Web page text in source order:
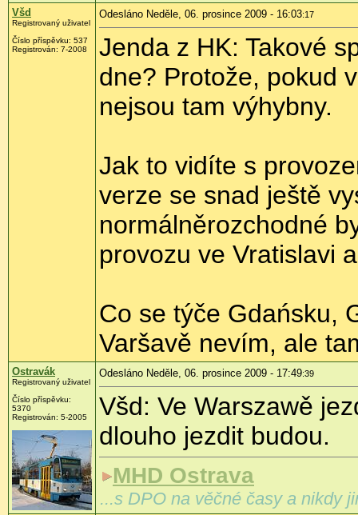
Všd
Registrovaný uživatel
Číslo příspěvku: 537
Registrován: 7-2008
Odesláno Neděle, 06. prosince 2009 - 16:03:17
Jenda z HK: Takové
dne? Protože, pokud
nejsou tam výhybny.
Jak to vidíte s
verze se snad ještě
normálněrozchodné
provozu ve Vratislavi
Co se týče Gdańsku,
Varšavě nevím, ale
Ostravák
Registrovaný uživatel
Číslo příspěvku:
5370
Registrován: 5-2005
Odesláno Neděle, 06. prosince 2009 - 17:49:39
Všd: Ve Warszawě
dlouho jezdit budou.
MHD Ostrava
...s DPO na věčné časy a nikdy